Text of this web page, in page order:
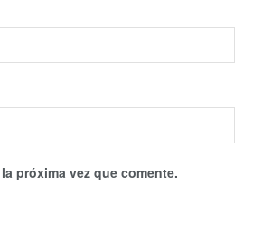
próxima vez que comente.